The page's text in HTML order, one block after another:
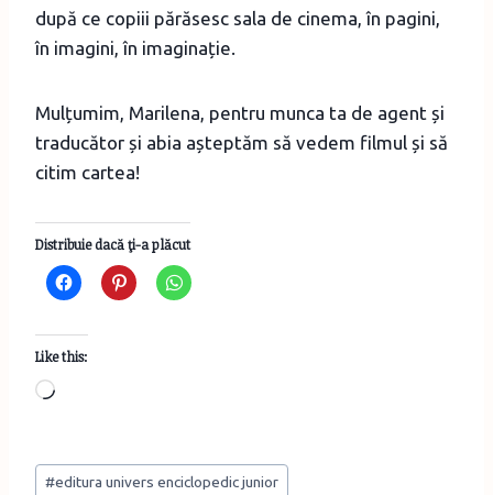
după ce copiii părăsesc sala de cinema, în pagini,
în imagini, în imaginație.
Mulțumim, Marilena, pentru munca ta de agent și
traducător și abia așteptăm să vedem filmul și să
citim cartea!
Distribuie dacă ţi-a plăcut
Like this:
L
d
Post
#editura univers enciclopedic junior